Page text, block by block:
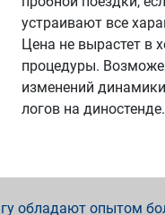
устраивают все
Цена не вырастет в
процедуры.
изменений
логов на диностенде.
обладают опытом